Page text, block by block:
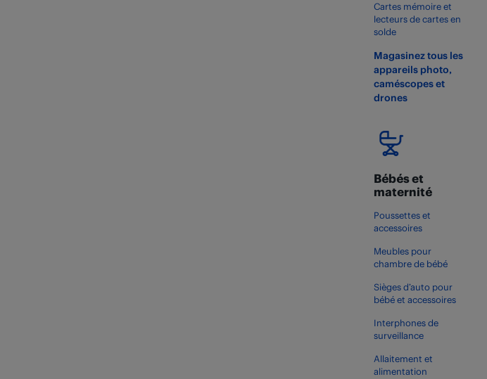
Cartes mémoire et
lecteurs de cartes en
solde
Magasinez tous les
appareils photo,
caméscopes et
drones
Bébés et
maternité
Poussettes et
accessoires
Meubles pour
chambre de bébé
Sièges d’auto pour
bébé et accessoires
Interphones de
surveillance
Allaitement et
alimentation